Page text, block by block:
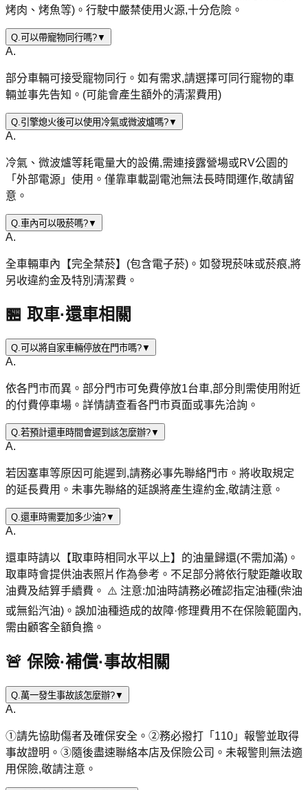
烤肉、烤魚等)。行駛中嚴禁使用火源,十分危險。
Q. 可以帶寵物同行嗎?▼
A.
部分車輛可接受寵物同行。如有需求,請選擇可同行寵物的車
輛並事先告知。(可能會產生額外的清潔費用)
Q. 引擎熄火後可以使用冷氣或微波爐嗎?▼
A.
冷氣、微波爐等耗電量大的設備,需連接露營場或RV公園的
「外部電源」使用。僅靠車載副電池無法長時間運作,敬請留
意。
Q. 車內可以吸菸嗎?▼
A.
全車輛車內【完全禁菸】(包含電子菸)。如發現菸味或菸痕,將
另收違約金及特別清潔費。
🏪 取車·還車相關
Q. 可以將自家車輛停放在門市嗎?▼
A.
依各門市而異。部分門市可免費停放1台車,部分則需使用附近
的付費停車場。詳情請查看各門市頁面或事先洽詢。
Q.若預計還車時間會遲到該怎麼辦?▼
A.
若因塞車等原因可能遲到,請務必事先聯絡門市。將收取規定
的延長費用。未事先聯絡的延誤將產生違約金,敬請注意。
Q.還車時需要加多少油?▼
A.
還車時請以【取車時相同水平以上】的油量歸還(不需加滿)。
取車時會提供油表照片作為參考。不足部分將依行駛距離收取
油費及結算手續費。 ⚠️ 注意:加油時請務必確認指定油種(柴油
或無鉛汽油)。誤加油種造成的故障·修理費用不在保險範圍內,
需由顧客全額負擔。
🚨 保險·補償·事故相關
Q.萬一發生事故該怎麼辦?▼
A.
①請先協助傷者及確保安全。②務必撥打「110」報警並取得
事故證明。③隨後盡速聯絡本店及保險公司。未報警則無法適
用保險,敬請注意。